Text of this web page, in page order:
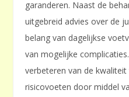
garanderen. Naast de
uitgebreid advies over de
belang van dagelijkse
van mogelijke
verbeteren van de
risicovoeten door middel